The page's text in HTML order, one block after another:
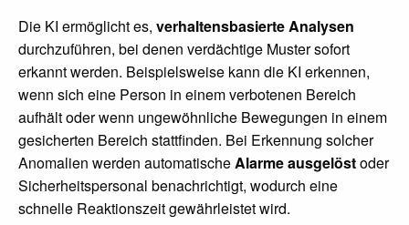
Die KI ermöglicht es, verhaltensbasierte Analysen
durchzuführen, bei denen verdächtige Muster sofort
erkannt werden. Beispielsweise kann die KI erkennen,
wenn sich eine Person in einem verbotenen Bereich
aufhält oder wenn ungewöhnliche Bewegungen in einem
gesicherten Bereich stattfinden. Bei Erkennung solcher
Anomalien werden automatischeAlarme ausgelöstoder
Sicherheitspersonal benachrichtigt, wodurch eine
schnelle Reaktionszeit gewährleistet wird.